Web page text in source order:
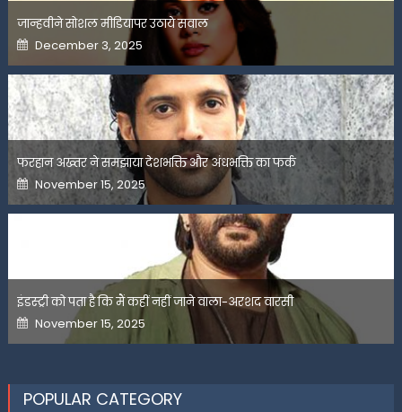
जान्हवीने सोशल मीडियापर उठाये सवाल
Posted
on
December 3, 2025
फरहान अख्तर ने समझाया देशभक्ति और अंधभक्ति का फर्क
Posted
on
November 15, 2025
इंडस्ट्री को पता है कि मैं कहीं नहीं जाने वाला-अरशद वारसी
Posted
on
November 15, 2025
POPULAR CATEGORY